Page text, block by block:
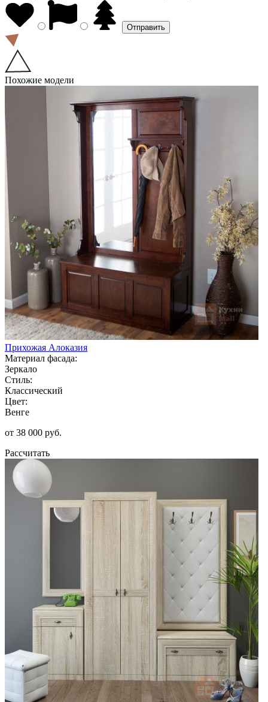
Похожие модели
Прихожая Алоказия
Материал фасада:
Зеркало
Стиль:
Классический
Цвет:
Венге
от 38 000 руб.
Рассчитать